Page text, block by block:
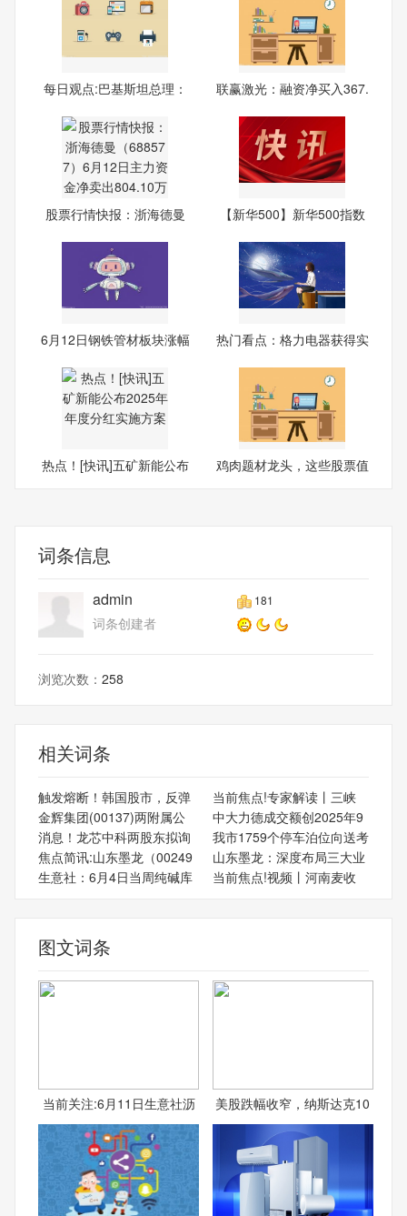
每日观点:巴基斯坦总理：
联赢激光：融资净买入367.
股票行情快报：浙海德曼
【新华500】新华500指数
6月12日钢铁管材板块涨幅
热门看点：格力电器获得实
热点！[快讯]五矿新能公布
鸡肉题材龙头，这些股票值
词条信息
admin 181
词条创建者
浏览次数： 258
相关词条
触发熔断！韩国股市，反弹
当前焦点!专家解读丨三峡
金辉集团(00137)两附属公
中大力德成交额创2025年9
消息！龙芯中科两股东拟询
我市1759个停车泊位向送考
焦点简讯:山东墨龙（00249
山东墨龙：深度布局三大业
生意社：6月4日当周纯碱库
当前焦点!视频丨河南麦收
图文词条
当前关注:6月11日生意社沥 美股跌幅收窄，纳斯达克10